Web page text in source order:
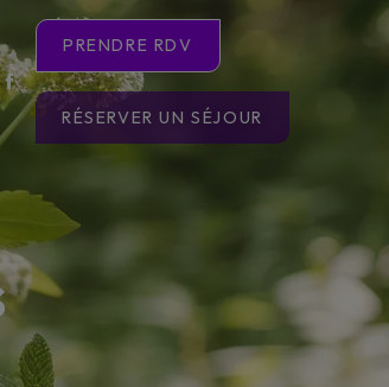
PRENDRE RDV
RÉSERVER UN SÉJOUR